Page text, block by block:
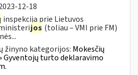
12-18
inspekcija prie Lietuvos
jos (toliau – VMI prie FM)
žinyno kategorijos: Mokesčių
Gyventojų turto deklaravimo